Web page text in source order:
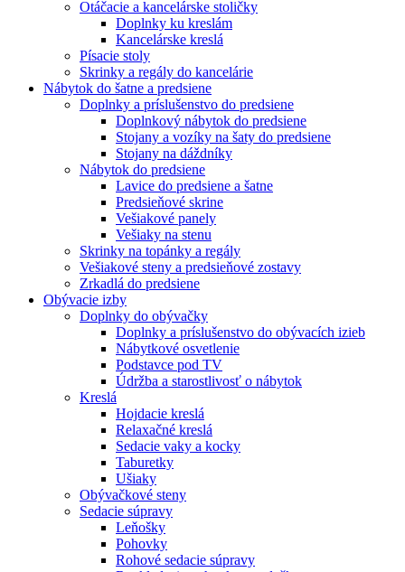
Otáčacie a kancelárske stoličky
Doplnky ku kreslám
Kancelárske kreslá
Písacie stoly
Skrinky a regály do kancelárie
Nábytok do šatne a predsiene
Doplnky a príslušenstvo do predsiene
Doplnkový nábytok do predsiene
Stojany a vozíky na šaty do predsiene
Stojany na dáždníky
Nábytok do predsiene
Lavice do predsiene a šatne
Predsieňové skrine
Vešiakové panely
Vešiaky na stenu
Skrinky na topánky a regály
Vešiakové steny a predsieňové zostavy
Zrkadlá do predsiene
Obývacie izby
Doplnky do obývačky
Doplnky a príslušenstvo do obývacích izieb
Nábytkové osvetlenie
Podstavce pod TV
Údržba a starostlivosť o nábytok
Kreslá
Hojdacie kreslá
Relaxačné kreslá
Sedacie vaky a kocky
Taburetky
Ušiaky
Obývačkové steny
Sedacie súpravy
Leňošky
Pohovky
Rohové sedacie súpravy